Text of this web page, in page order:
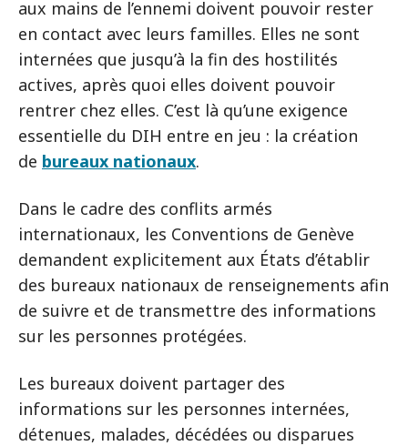
aux mains de l’ennemi doivent pouvoir rester
en contact avec leurs familles. Elles ne sont
internées que jusqu’à la fin des hostilités
actives, après quoi elles doivent pouvoir
rentrer chez elles. C’est là qu’une exigence
essentielle du DIH entre en jeu : la création
de bureaux nationaux.
Dans le cadre des conflits armés
internationaux, les Conventions de Genève
demandent explicitement aux États d’établir
des bureaux nationaux de renseignements afin
de suivre et de transmettre des informations
sur les personnes protégées.
Les bureaux doivent partager des
informations sur les personnes internées,
détenues, malades, décédées ou disparues